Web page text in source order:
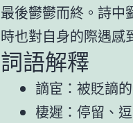
最後鬱鬱而終。詩中
時也對自身的際遇感
詞語解釋
謫宦：被貶謫
棲遲：停留、逗